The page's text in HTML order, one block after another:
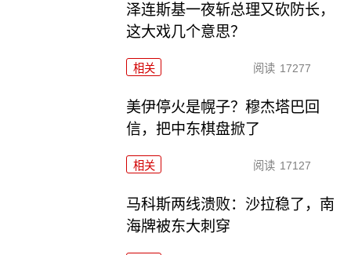
泽连斯基一夜斩总理又砍防长，
这大戏几个意思？
相关 阅读 17277
美伊停火是幌子？穆杰塔巴回
信，把中东棋盘掀了
相关 阅读 17127
马科斯两线溃败：沙拉稳了，南
海牌被东大刺穿